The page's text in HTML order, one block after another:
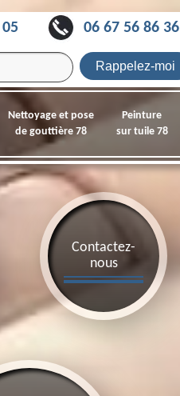
06 67 56 86 36
Nettoyage et pose
de gouttière 78
Peinture
sur tuile 78
Contactez-
nous